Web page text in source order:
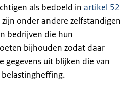
als bedoeld in artikel 52
zijn onder andere zelfstandigen
bedrijven die hun
bijhouden zodat daar
gegevens uit blijken die van